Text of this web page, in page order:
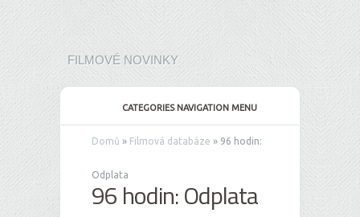
FILMOVÉ NOVINKY
CATEGORIES NAVIGATION MENU
Domů » Filmová databáze » 96 hodin:
Odplata
96 hodin: Odplata